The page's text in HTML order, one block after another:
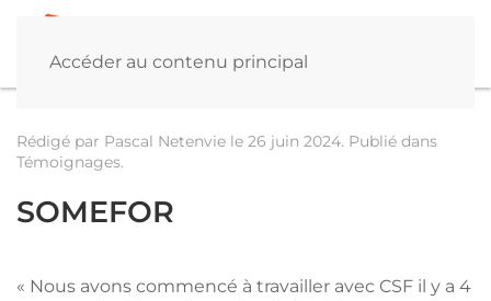
Accéder au contenu principal
Rédigé par Pascal Netenvie le 26 juin 2024. Publié dans
Témoignages.
SOMEFOR
« Nous avons commencé à travailler avec CSF il y a 4